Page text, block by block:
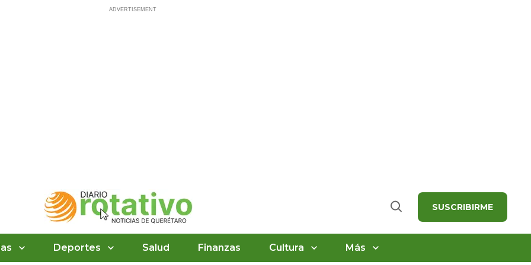
Buscar SUSCRIBIRME
Deportes Salud Finanzas Cultura Más